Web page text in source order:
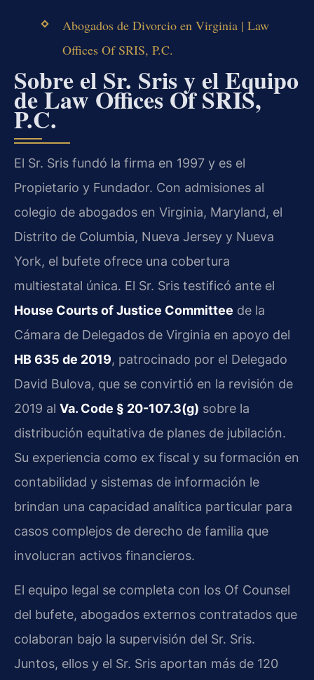
Abogados de Divorcio en Virginia | Law
Offices Of SRIS, P.C.
Sobre el Sr. Sris y el Equipo
de Law Offices Of SRIS,
P.C.
El Sr. Sris fundó la firma en 1997 y es el
Propietario y Fundador. Con admisiones al
colegio de abogados en Virginia, Maryland, el
Distrito de Columbia, Nueva Jersey y Nueva
York, el bufete ofrece una cobertura
multiestatal única. El Sr. Sris testificó ante el
House Courts of Justice Committee de la
Cámara de Delegados de Virginia en apoyo del
HB 635 de 2019, patrocinado por el Delegado
David Bulova, que se convirtió en la revisión de
2019 al Va. Code § 20-107.3(g) sobre la
distribución equitativa de planes de jubilación.
Su experiencia como ex fiscal y su formación en
contabilidad y sistemas de información le
brindan una capacidad analítica particular para
casos complejos de derecho de familia que
involucran activos financieros.
El equipo legal se completa con los Of Counsel
del bufete, abogados externos contratados que
colaboran bajo la supervisión del Sr. Sris.
Juntos, ellos y el Sr. Sris aportan más de 120